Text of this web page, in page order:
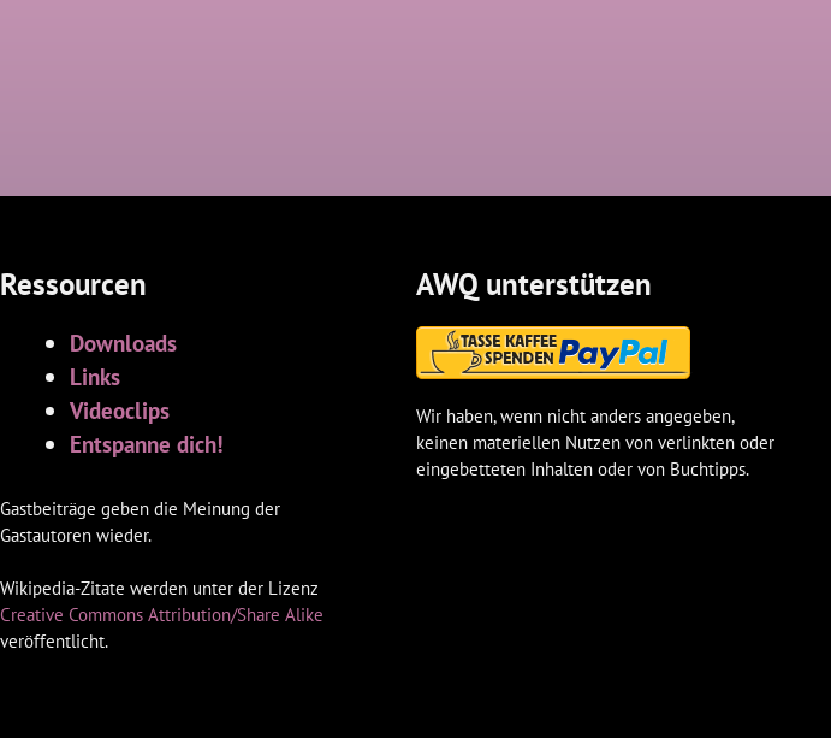
Ressourcen
Downloads
Links
Videoclips
Entspanne dich!
Gastbeiträge geben die Meinung der
Gastautoren wieder.
Wikipedia-Zitate werden unter der Lizenz
Creative Commons Attribution/Share Alike
veröffentlicht.
AWQ unterstützen
Wir haben, wenn nicht anders angegeben,
keinen materiellen Nutzen von verlinkten oder
eingebetteten Inhalten oder von Buchtipps.